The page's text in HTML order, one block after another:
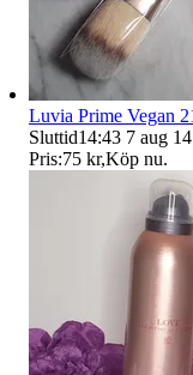
Luvia Prime Vegan
Sluttid14:43 7 aug
Pris:75 kr,Köp nu.